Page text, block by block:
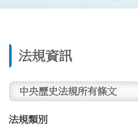
法規資訊
中央歷史法規所有條文
法規類別